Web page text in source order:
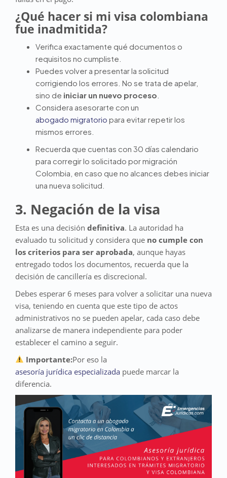
¿Qué hacer si mi visa colombiana
fue inadmitida?
Verifica exactamente qué documentos o
requisitos no cumpliste.
Puedes volver a presentar la solicitud
corrigiendo los errores. No se trata de apelar,
sino de iniciar un nuevo proceso
Considera asesorarte con un
abogado migratorio para evitar repetir los
mismos errores.
Recuerda que cuentas con 30 días calendario
para corregir lo solicitado por migración
Colombia, en caso que no alcances debes iniciar
una nueva solicitud.
3. Negación de la visa
Esta es una decisión definitiva. La autoridad ha
evaluado tu solicitud y considera que no cumple con
los criterios para ser aprobada, aunque hayas
entregado todos los documentos, recuerda que la
decisión de cancillería es discrecional.
Debes esperar 6 meses para volver a solicitar una nueva
visa, teniendo en cuenta que este tipo de actos
administrativos no se pueden apelar, cada caso debe
analizarse de manera independiente para poder
establecer el camino a seguir.
Importante:Por eso la
asesoría jurídica especializada puede marcar la
diferencia.